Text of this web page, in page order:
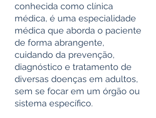
conhecida como clínica
médica, é uma especialidade
médica que aborda o paciente
de forma abrangente,
cuidando da prevenção,
diagnóstico e tratamento de
diversas doenças em adultos,
sem se focar em um órgão ou
sistema específico.